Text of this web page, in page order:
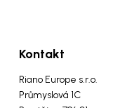
Kontakt
Riano Europe s.r.o.
Průmyslová 1C